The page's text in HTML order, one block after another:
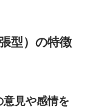
型）の特徴
意見や感情を